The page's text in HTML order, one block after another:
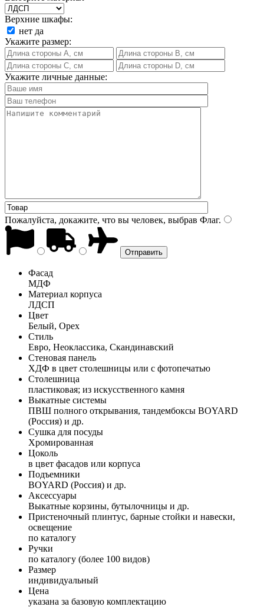
Верхние шкафы:
нет да
Укажите размер:
Укажите личные данные:
Пожалуйста, докажите, что вы человек, выбрав Флаг.
Фасад
МДФ
Материал корпуса
ЛДСП
Цвет
Белый, Орех
Стиль
Евро, Неоклассика, Скандинавский
Стеновая панель
ХДФ в цвет столешницы или с фотопечатью
Столешница
пластиковая; из искусственного камня
Выкатные системы
ПВШ полного открывания, тандембоксы BOYARD
(Россия) и др.
Сушка для посуды
Хромированная
Цоколь
в цвет фасадов или корпуса
Подъемники
BOYARD (Россия) и др.
Аксессуары
Выкатные корзины, бутылочницы и др.
Пристеночный плинтус, барные стойки и навески,
освещение
по каталогу
Ручки
по каталогу (более 100 видов)
Размер
индивидуальный
Цена
указана за базовую комплектацию